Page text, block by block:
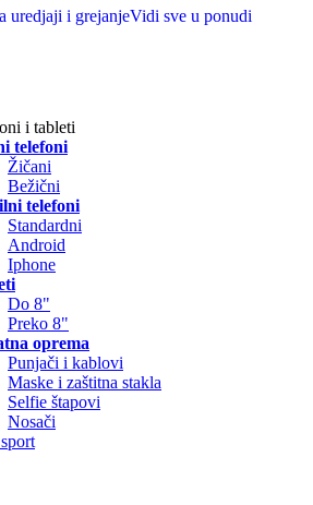
uredjaji i grejanjeVidi sve u ponudi
i tableti
telefoni
Žičani
Bežični
telefoni
Standardni
Android
Iphone
Do 8"
Preko 8"
oprema
Punjači i kablovi
Maske i zaštitna stakla
Selfie štapovi
Nosači